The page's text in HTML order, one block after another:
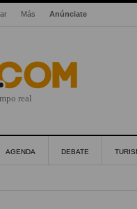
Más Anúnciate
real
AGENDA DEBATE